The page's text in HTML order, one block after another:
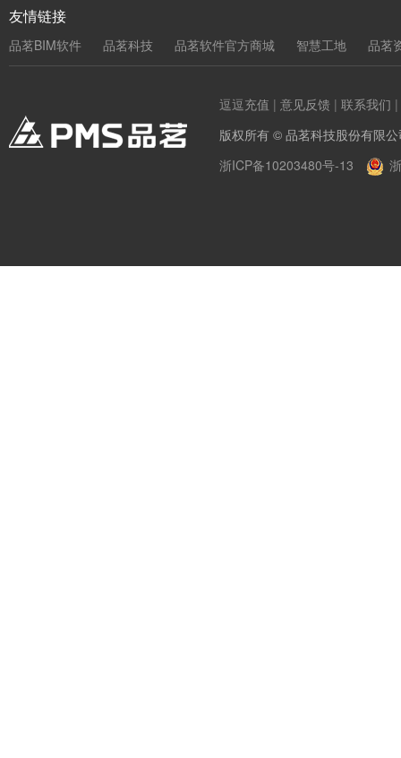
友情链接
品茗BIM软件 品茗科技 品茗软件官方商城 智慧工地 品茗
逗逗充值 | 意见反馈 | 联系我们 |
版权所有 © 品茗科技股份有限
浙ICP备10203480号-13